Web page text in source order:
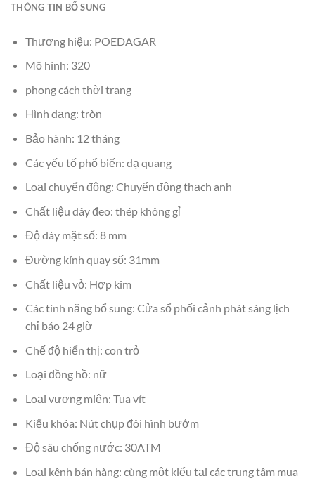
THÔNG TIN BỔ SUNG
Thương hiệu: POEDAGAR
Mô hình: 320
phong cách thời trang
Hình dạng: tròn
Bảo hành: 12 tháng
Các yếu tố phổ biến: dạ quang
Loại chuyển động: Chuyển động thạch anh
Chất liệu dây đeo: thép không gỉ
Độ dày mặt số: 8 mm
Đường kính quay số: 31mm
Chất liệu vỏ: Hợp kim
Các tính năng bổ sung: Cửa sổ phối cảnh phát sáng lịch
chỉ báo 24 giờ
Chế độ hiển thị: con trỏ
Loại đồng hồ: nữ
Loại vương miện: Tua vít
Kiểu khóa: Nút chụp đôi hình bướm
Độ sâu chống nước: 30ATM
Loại kênh bán hàng: cùng một kiểu tại các trung tâm mua